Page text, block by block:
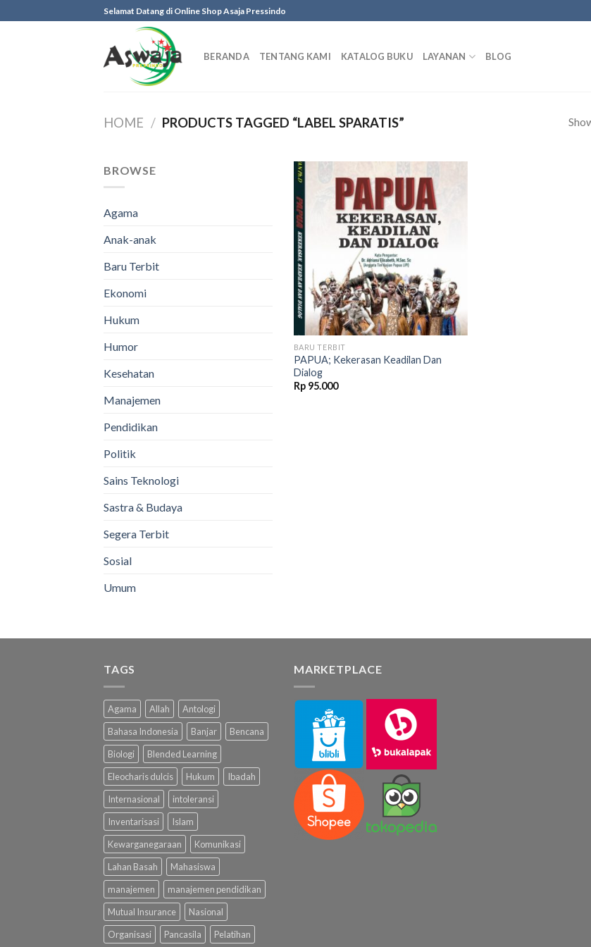
to
Selamat Datang di Online Shop Asaja Pressindo
BERANDA TENTANG KAMI KATALOG BUKU LAYANAN BLOG
HOME / PRODUCTS TAGGED “LABEL SPARATIS”
BROWSE
Agama
Anak-anak
Baru Terbit
Ekonomi
Hukum
Humor
Kesehatan
Manajemen
Pendidikan
Politik
Sains Teknologi
Sastra & Budaya
Segera Terbit
Sosial
Umum
Add to
wishlist
BARU TERBIT
PAPUA; Kekerasan Keadilan Dan
Dialog
Rp95.000
TAGS
Agama Allah
Antologi
Bahasa Indonesia
Banjar
Bencana
Biologi
Blended Learning
Eleocharis dulcis
Hukum
Ibadah
Internasional
intoleransi
Inventarisasi
Islam
Kewarganegaraan
Komunikasi
Lahan Basah
Mahasiswa
manajemen
manajemen pendidikan
Mutual Insurance
Nasional
Organisasi
Pancasila Pelatihan
MARKETPLACE